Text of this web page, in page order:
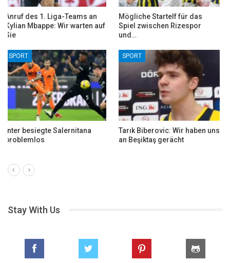
Nesrin Baş wurde
Europameisterin
Arda Turan wurde Mitglied
des Galatasaray Clubs! Den…
Diesmal nicht als
Fußballspieler! Nejc Skubic
kehrte zu…
Anadolu Efes, der Karşıyaka
besiegte, steht im Finale des…
Stay With Us